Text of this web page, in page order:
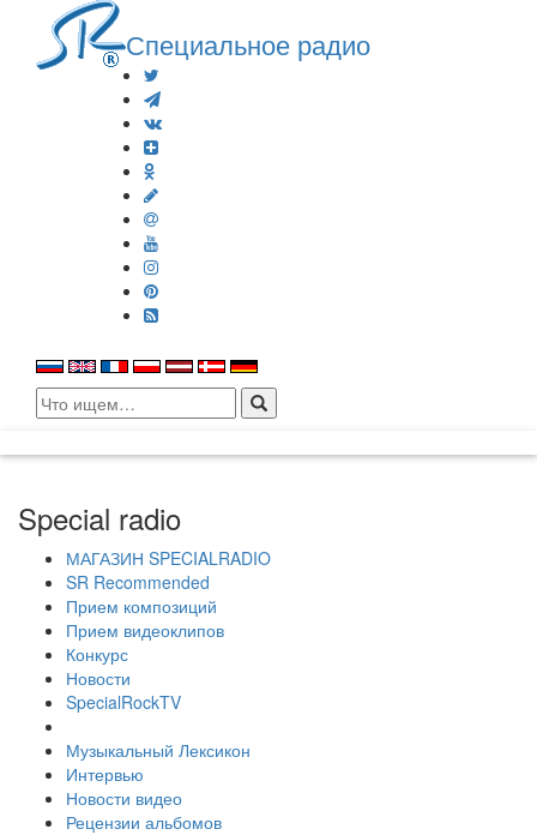
Специальное радио
Search
for:
Special radio
МАГАЗИН SPECIALRADIO
SR Recommended
Прием композиций
Прием видеоклипов
Конкурс
Новости
SpecialRockTV
Музыкальный Лексикон
Интервью
Новости видео
Рецензии альбомов